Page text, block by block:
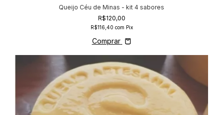
Queijo Céu de Minas - kit 4 sabores
R$120,00
R$116,40 com Pix
Comprar